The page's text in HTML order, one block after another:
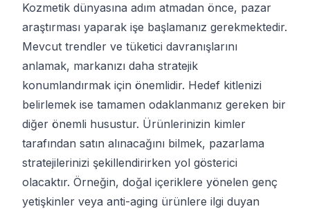
Kozmetik dünyasına adım atmadan önce, pazar
araştırması yaparak işe başlamanız gerekmektedir.
Mevcut trendler ve tüketici davranışlarını
anlamak, markanızı daha stratejik
konumlandırmak için önemlidir. Hedef kitlenizi
belirlemek ise tamamen odaklanmanız gereken bir
diğer önemli husustur. Ürünlerinizin kimler
tarafından satın alınacağını bilmek, pazarlama
stratejilerinizi şekillendirirken yol gösterici
olacaktır. Örneğin, doğal içeriklere yönelen genç
yetişkinler veya anti-aging ürünlere ilgi duyan